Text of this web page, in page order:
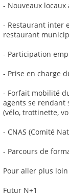
- Nouveaux
- Restaurant inter
restaurant
- Participation
- Prise en charge
- Forfait mobilité
agents se
(vélo, trottinette,
- CNAS (Comité
- Parcours de
Pour aller plus loin
Futur N+1